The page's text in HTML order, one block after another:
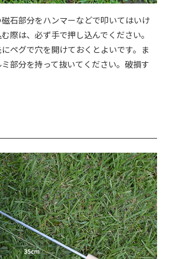
石部分をハンマーなどで叩いてはいけ
際は、必ず手で押し込んでください。
ペグで穴を開けておくとよいです。ま
部分を持って抜いてください。破損す